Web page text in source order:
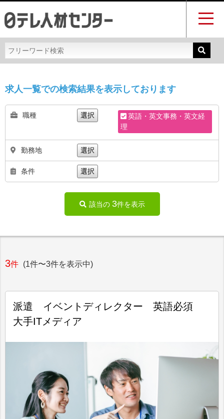
求人一覧での検索結果を表示しております
職種 選択
英語・英文事務・英文経
理
勤務地 選択
条件 選択
該当の 3件を表示
3件 (1件〜3件を表示中)
派遣 イベントディレクター 英語必須
大手ITメディア